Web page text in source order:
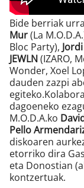
Bide berriak
Mur(La
Bloc Party),
JEWLN(IZARO,
Wonder, Xoel
dauden zazpi
dagoeneko
M.O.D.A.ko
Pello
diskoaren
etorriko dira
eta Donostian
kontzertuak.